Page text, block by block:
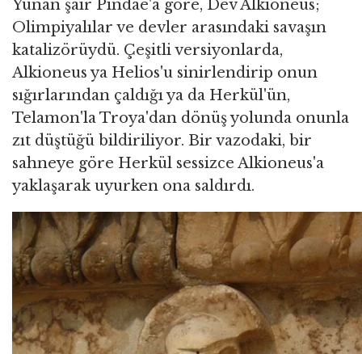
Yunan şair Pindae'a göre, Dev Alkioneus;
Olimpiyalılar ve devler arasındaki savaşın
katalizörüydü. Çeşitli versiyonlarda,
Alkioneus ya Helios'u sinirlendirip onun
sığırlarından çaldığı ya da Herkül'ün,
Telamon'la Troya'dan dönüş yolunda onunla
zıt düştüğü bildiriliyor. Bir vazodaki, bir
sahneye göre Herkül sessizce Alkioneus'a
yaklaşarak uyurken ona saldırdı.